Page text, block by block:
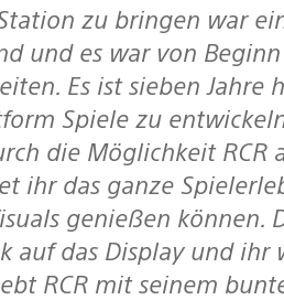
und es war von
Es ist sieben
Spiele zu
die Möglichkeit RCR
ihr das ganze
genießen können.
auf das Display und
RCR mit seinem